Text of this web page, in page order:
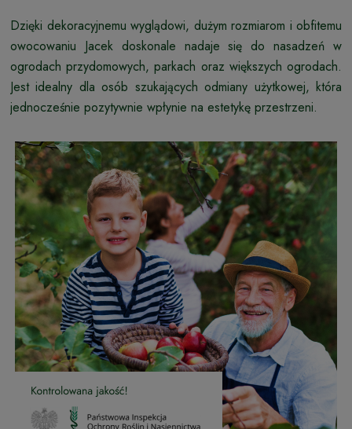
Dzięki dekoracyjnemu wyglądowi, dużym rozmiarom i obfitemu
owocowaniu Jacek doskonale nadaje się do nasadzeń w
ogrodach przydomowych, parkach oraz większych ogrodach.
Jest idealny dla osób szukających odmiany użytkowej, która
jednocześnie pozytywnie wpłynie na estetykę przestrzeni.